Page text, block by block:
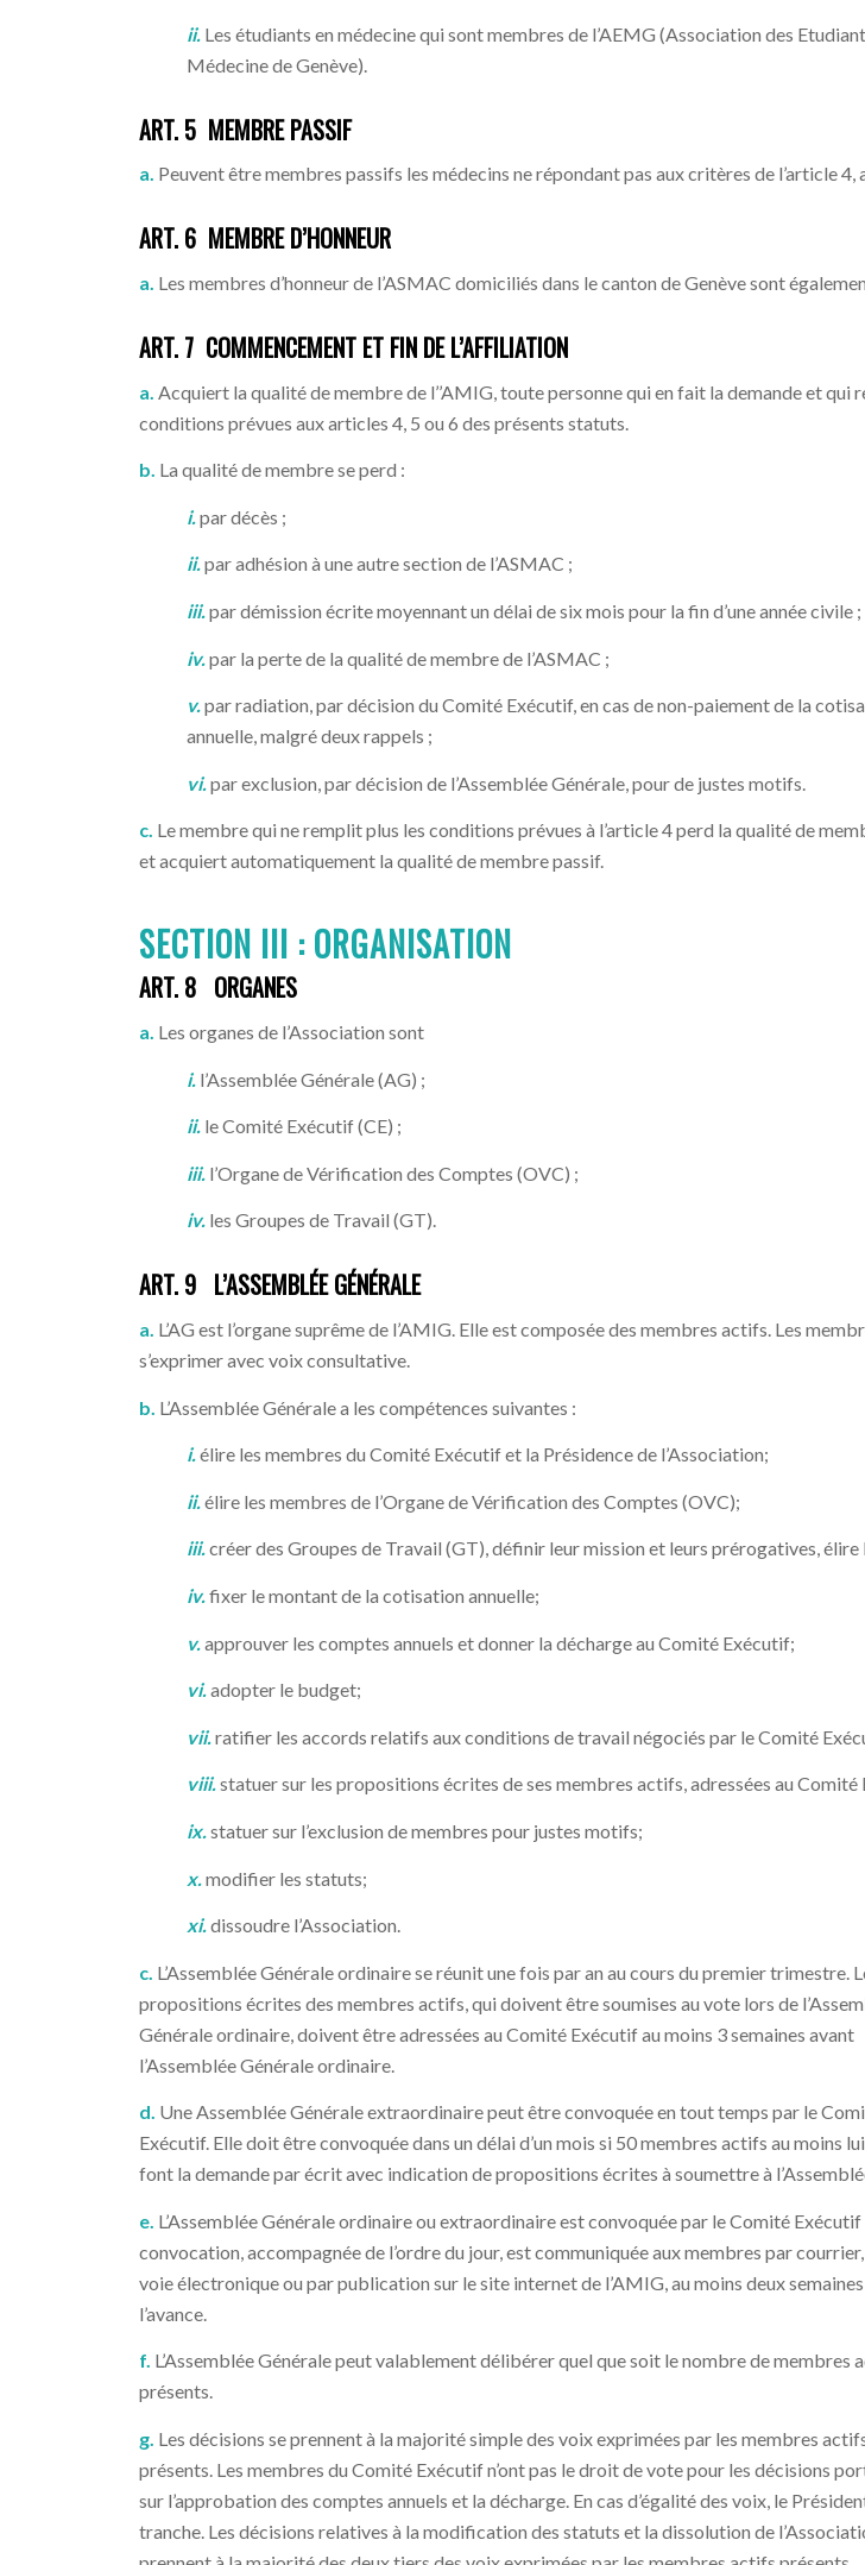
ii. Les étudiants en médecine qui sont membres de l’AEMG (Association des
Médecine de Genève).
ART. 5 MEMBRE PASSIF
a. Peuvent être membres passifs les médecins ne répondant pas aux critères de l’article 4,
ART. 6 MEMBRE D’HONNEUR
a. Les membres d’honneur de l’ASMAC domiciliés dans le canton de Genève sont
ART. 7 COMMENCEMENT ET FIN DE L’AFFILIATION
a. Acquiert la qualité de membre de l’’AMIG, toute personne qui en fait la demande et qui
conditions prévues aux articles 4, 5 ou 6 des présents statuts.
b. La qualité de membre se perd :
i.par décès ;
ii.par adhésion à une autre section de l’ASMAC ;
iii.par démission écrite moyennant un délai de six mois pour la fin d’une année civile ;
iv. par la perte de la qualité de membre de l’ASMAC ;
v.par radiation, par décision du Comité Exécutif, en cas de non-paiement de la
annuelle, malgré deux rappels ;
vi.par exclusion, par décision de l’Assemblée Générale, pour de justes motifs.
c. Le membre qui ne remplit plus les conditions prévues à l’article 4 perd la qualité de
et acquiert automatiquement la qualité de membre passif.
SECTION III :ORGANISATION
ART. 8 ORGANES
a. Les organes de l’Association sont
i. l’Assemblée Générale (AG) ;
ii. le Comité Exécutif (CE) ;
iii. l’Organe de Vérification des Comptes (OVC) ;
iv. les Groupes de Travail (GT).
ART. 9 L’ASSEMBLÉE GÉNÉRALE
a. L’AG est l’organe suprême de l’AMIG. Elle est composée des membres actifs. Les
s’exprimer avec voix consultative.
b. L’Assemblée Générale a les compétences suivantes :
i.élire les membres du Comité Exécutif et la Présidence de l’Association;
ii. élire les membres de l’Organe de Vérification des Comptes (OVC);
iii.créer des Groupes de Travail (GT), définir leur mission et leurs prérogatives, élire
iv.fixer le montant de la cotisation annuelle;
v. approuver les comptes annuels et donner la décharge au Comité Exécutif;
vi.adopter le budget;
vii. ratifier les accords relatifs aux conditions de travail négociés par le Comité
viii.statuer sur les propositions écrites de ses membres actifs, adressées au
ix.statuer sur l’exclusion de membres pour justes motifs;
x. modifier les statuts;
xi.dissoudre l’Association.
c. L’Assemblée Générale ordinaire se réunit une fois par an au cours du premier trimestre.
propositions écrites des membres actifs, qui doivent être soumises au vote lors de
Générale ordinaire, doivent être adressées au Comité Exécutif au moins 3 semaines avant
l’Assemblée Générale ordinaire.
d. Une Assemblée Générale extraordinaire peut être convoquée en tout temps par le
Exécutif. Elle doit être convoquée dans un délai d’un mois si 50 membres actifs au moins
font la demande par écrit avec indication de propositions écrites à soumettre à
e. L’Assemblée Générale ordinaire ou extraordinaire est convoquée par le Comité Exécutif
convocation, accompagnée de l’ordre du jour, est communiquée aux membres par
voie électronique ou par publication sur le site internet de l’AMIG, au moins deux semaines
l’avance.
f. L’Assemblée Générale peut valablement délibérer quel que soit le nombre de membres
présents.
g. Les décisions se prennent à la majorité simple des voix exprimées par les membres
présents. Les membres du Comité Exécutif n’ont pas le droit de vote pour les décisions
sur l’approbation des comptes annuels et la décharge. En cas d’égalité des voix, le
tranche. Les décisions relatives à la modification des statuts et la dissolution de